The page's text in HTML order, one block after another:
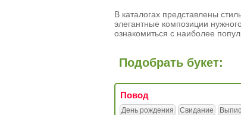
В каталогах представлены
элегантные композиции
ознакомиться с наиболее
Подобрать букет:
Повод
День рождения Свидание